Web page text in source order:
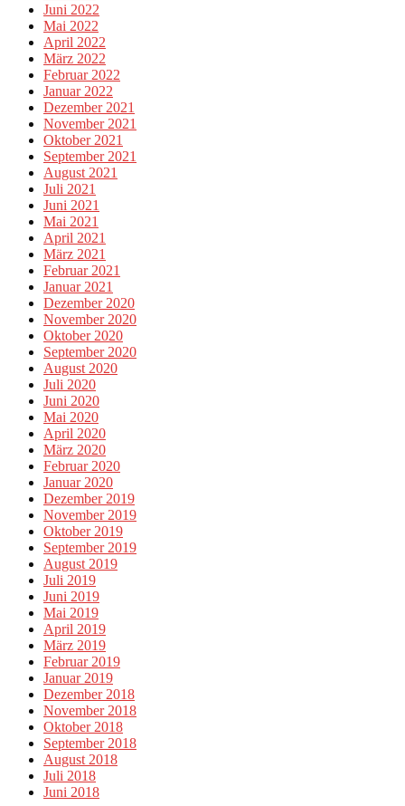
Juni 2022
Mai 2022
April 2022
März 2022
Februar 2022
Januar 2022
Dezember 2021
November 2021
Oktober 2021
September 2021
August 2021
Juli 2021
Juni 2021
Mai 2021
April 2021
März 2021
Februar 2021
Januar 2021
Dezember 2020
November 2020
Oktober 2020
September 2020
August 2020
Juli 2020
Juni 2020
Mai 2020
April 2020
März 2020
Februar 2020
Januar 2020
Dezember 2019
November 2019
Oktober 2019
September 2019
August 2019
Juli 2019
Juni 2019
Mai 2019
April 2019
März 2019
Februar 2019
Januar 2019
Dezember 2018
November 2018
Oktober 2018
September 2018
August 2018
Juli 2018
Juni 2018